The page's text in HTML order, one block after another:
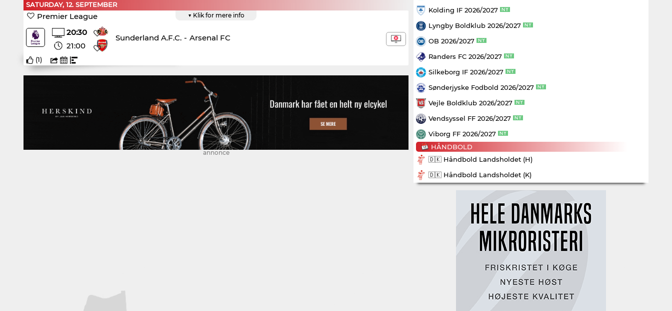
SATURDAY, 12. SEPTEMBER
▼ Klik for mere info
Premier League
20:30
21:00
Sunderland A.F.C. - Arsenal FC
(1)
annonce
Kolding IF 2026/2027
Lyngby Boldklub 2026/2027
OB 2026/2027
Randers FC 2026/2027
Silkeborg IF 2026/2027
Sønderjyske Fodbold 2026/2027
Vejle Boldklub 2026/2027
Vendsyssel FF 2026/2027
Viborg FF 2026/2027
HÅNDBOLD
🇩🇰 Håndbold Landsholdet (H)
🇩🇰 Håndbold Landsholdet (K)